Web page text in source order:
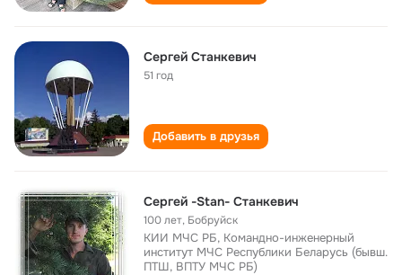
Сергей Станкевич
51 год
Добавить в друзья
Сергей -Stan- Станкевич
100 лет, Бобруйск
КИИ МЧС РБ, Командно-инженерный
институт МЧС Республики Беларусь (бывш.
ПТШ, ВПТУ МЧС РБ)